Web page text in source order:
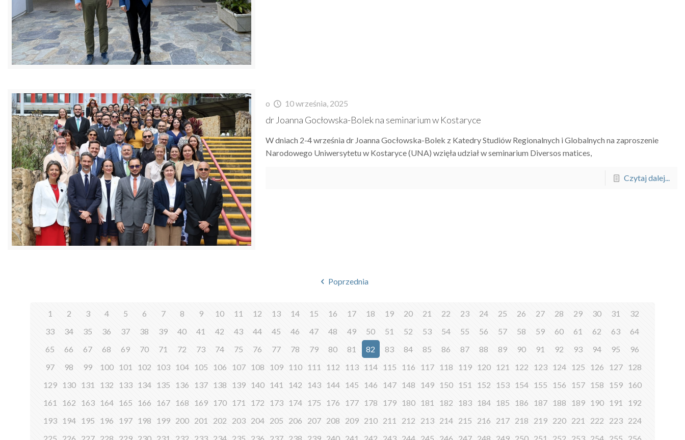
o 10 września, 2025
dr Joanna Gocłowska-Bolek na seminarium w Kostaryce
W dniach 2-4 września dr Joanna Gocłowska-Bolek z Katedry Studiów Regionalnych i Globalnych na zaproszenie
Narodowego Uniwersytetu w Kostaryce (UNA) wzięła udział w seminarium Diversos matices,
Czytaj dalej...
Poprzednia
1 2 3 4 5 6 7 8 9 10 11 12 13 14 15 16 17 18 19 20 21 22 23 24 25 26 27 28 29 30 31
32
33
34 35 36 37 38 39 40 41 42 43 44 45 46 47 48 49 50 51 52 53 54 55 56 57 58 59 60 61 62 63
64
65
66 67 68 69 70 71 72 73 74 75 76 77 78 79 80 81 82 83 84 85 86 87 88 89 90 91 92 93 94 95
96
97
98 99 100 101 102 103 104 105 106 107 108 109 110 111 112 113 114 115 116 117 118 119 120 121 122 123 124 125 126 127 128
129 130 131 132 133 134 135 136 137 138 139 140 141 142 143 144 145 146 147 148 149 150 151 152 153 154 155 156 157 158 159 160
161
162 163 164 165 166 167 168 169 170 171 172 173 174 175 176 177 178 179 180 181 182 183 184 185 186 187 188 189 190 191
192
193 194 195 196 197 198 199 200 201 202 203 204 205 206 207 208 209 210 211 212 213 214 215 216 217 218 219 220 221 222 223 224